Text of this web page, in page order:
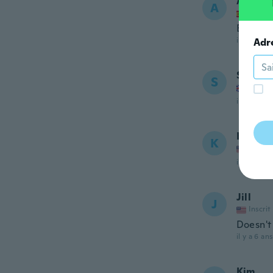
A Inscrit
En
il y a 6 ans
S Sarah
il y a 6 ans
K
il y a 6 ans
J Jill
Inscrit
il y a 6 ans